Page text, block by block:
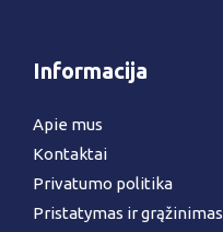
Informacija
Apie mus
Kontaktai
Privatumo politika
Pristatymas ir grąžinimas